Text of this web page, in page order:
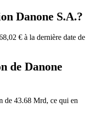
Danone S.A.?
€ à la dernière date de
de Danone
de 43.68 Mrd, ce qui en